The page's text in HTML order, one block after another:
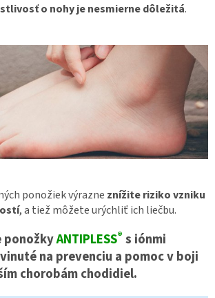
o nohy je nesmierne dôležitá.
ponožiek výrazne znížite riziko vzniku
, a tiež môžete urýchliť ich liečbu.
ponožkyANTIPLESS® s iónmi
na prevenciu a pomoc v boji
chorobám chodidiel.